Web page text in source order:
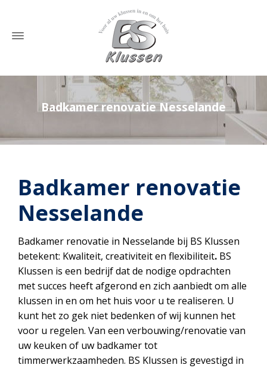
Badkamer renovatie Nesselande
Badkamer renovatie
Nesselande
Badkamer renovatie in Nesselande bij BS Klussen
betekent: Kwaliteit, creativiteit en flexibiliteit. BS
Klussen is een bedrijf dat de nodige opdrachten
met succes heeft afgerond en zich aanbiedt om alle
klussen in en om het huis voor u te realiseren. U
kunt het zo gek niet bedenken of wij kunnen het
voor u regelen. Van een verbouwing/renovatie van
uw keuken of uw badkamer tot
timmerwerkzaamheden. BS Klussen is gevestigd in